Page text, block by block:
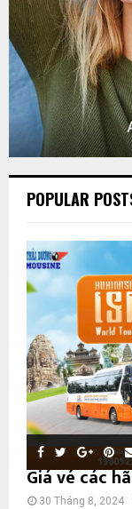
POPULAR
Giá vé các
30 Tháng 8, 2024